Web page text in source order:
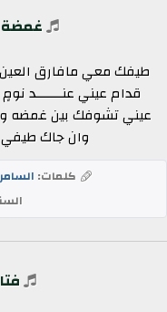
غمضة
طيفك معي مافارق
قدام عيني عنـــــــد
عيني تشوفك بين غمضه
وان جاك طيفي
كلمات: السامر